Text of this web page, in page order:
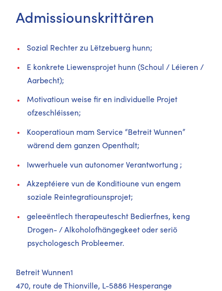
Admissiounskrittären
Sozial Rechter zu Lëtzebuerg hunn;
E konkrete Liewensprojet hunn (Schoul / Léieren /
Aarbecht);
Motivatioun weise fir en individuelle Projet
ofzeschléissen;
Kooperatioun mam Service “Betreit Wunnen”
wärend dem ganzen Openthalt;
Iwwerhuele vun autonomer Verantwortung ;
Akzeptéiere vun de Konditioune vun engem
soziale Reintegratiounsprojet;
geleeëntlech therapeutescht Bedierfnes, keng
Drogen- / Alkoholofhängegkeet oder seriö
psychologesch Probleemer.
Betreit Wunnen1
470, route de Thionville, L-5886 Hesperange